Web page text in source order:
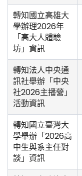
轉知國立高雄大
學辦理2026年
「高大人體驗
坊」資訊
轉知法人中央通
訊社舉辦「中央
社2026主播營」
活動資訊
轉知國立臺灣大
學舉辦「2026高
中生與系主任對
談」資訊